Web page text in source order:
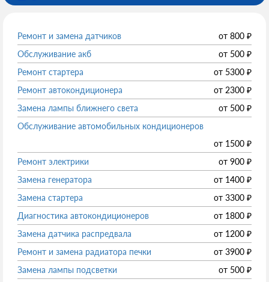
Ремонт и замена датчиков от 800 ₽
Обслуживание акб
от 500 ₽
Ремонт стартера
от 5300 ₽
Ремонт автокондиционера
от 2300 ₽
Замена лампы ближнего света
от 500 ₽
Обслуживание автомобильных кондиционеров
от 1500 ₽
Ремонт электрики
от 900 ₽
Замена генератора
от 1400 ₽
Замена стартера
от 3300 ₽
Диагностика автокондиционеров
от 1800 ₽
Замена датчика распредвала
от 1200 ₽
Ремонт и замена радиатора печки
от 3900 ₽
Замена лампы подсветки
от 500 ₽